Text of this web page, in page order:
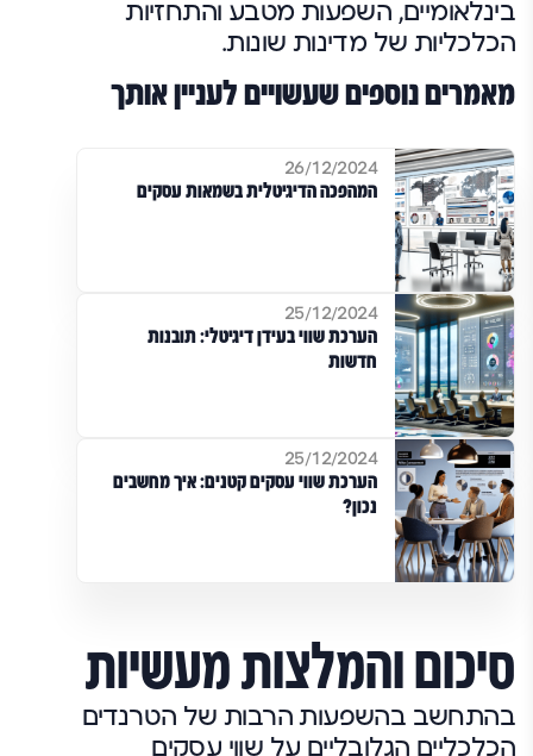
בינלאומיים, השפעות מטבע והתחזיות
הכלכליות של מדינות שונות.
מאמרים נוספים שעשויים לעניין אותך
26/12/2024
המהפכה הדיגיטלית בשמאות עסקים
25/12/2024
הערכת שווי בעידן דיגיטלי: תובנות
חדשות
25/12/2024
הערכת שווי עסקים קטנים: איך מחשבים
נכון?
סיכום והמלצות מעשיות
בהתחשב בהשפעות הרבות של הטרנדים
הכלכליים הגלובליים על שווי עסקים